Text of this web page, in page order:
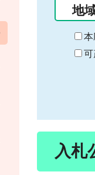
の
始
ま
り
地
本
可
入札